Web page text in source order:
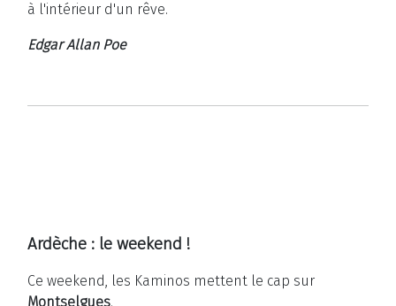
à l'intérieur d'un rêve.
Edgar Allan Poe
Ardèche : le weekend !
Ce weekend, les Kaminos mettent le cap sur
Montselgues.